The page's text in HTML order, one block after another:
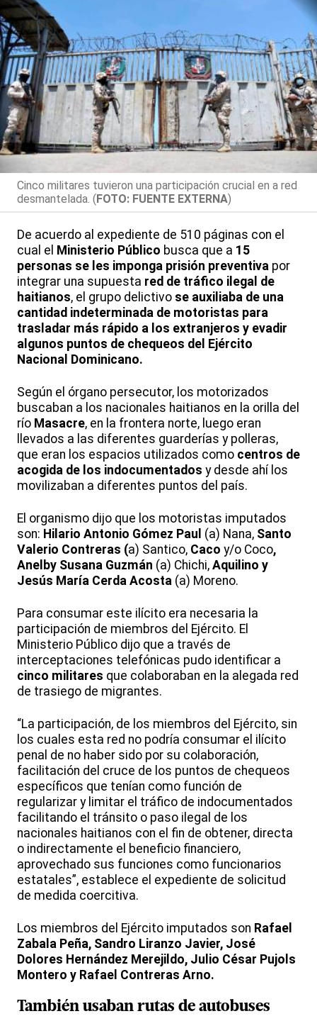
Cinco militares tuvieron una participación crucial en a red
desmantelada. (FOTO: FUENTE EXTERNA)
De acuerdo al expediente de 510 páginas con el
cual el Ministerio Público busca que a 15
personas se les imponga prisión preventiva por
integrar una supuesta red de tráfico ilegal de
haitianos, el grupo delictivo se auxiliaba de una
cantidad indeterminada de motoristas para
trasladar más rápido a los extranjeros y evadir
algunos puntos de chequeos del Ejército
Nacional Dominicano.
Según el órgano persecutor, los motorizados
buscaban a los nacionales haitianos en la orilla del
río Masacre, en la frontera norte, luego eran
llevados a las diferentes guarderías y polleras,
que eran los espacios utilizados como centros de
acogida de los indocumentados y desde ahí los
movilizaban a diferentes puntos del país.
El organismo dijo que los motoristas imputados
son: Hilario Antonio Gómez Paul (a) Nana, Santo
Valerio Contreras (a) Santico, Caco y/o Coco,
Anelby Susana Guzmán (a) Chichi, Aquilino y
Jesús María Cerda Acosta (a) Moreno.
Para consumar este ilícito era necesaria la
participación de miembros del Ejército. El
Ministerio Público dijo que a través de
interceptaciones telefónicas pudo identificar a
cinco militares que colaboraban en la alegada red
de trasiego de migrantes.
“La participación, de los miembros del Ejército, sin
los cuales esta red no podría consumar el ilícito
penal de no haber sido por su colaboración,
facilitación del cruce de los puntos de chequeos
específicos que tenían como función de
regularizar y limitar el tráfico de indocumentados
facilitando el tránsito o paso ilegal de los
nacionales haitianos con el fin de obtener, directa
o indirectamente el beneficio financiero,
aprovechado sus funciones como funcionarios
estatales”, establece el expediente de solicitud
de medida coercitiva.
Los miembros del Ejército imputados son Rafael
Zabala Peña, Sandro Liranzo Javier, José
Dolores Hernández Merejildo, Julio César Pujols
Montero y Rafael Contreras Arno.
También usaban rutas de autobuses